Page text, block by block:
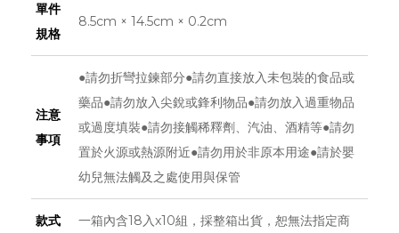
單件
規格
8.5cm × 14.5cm × 0.2cm
注意
事項
●請勿折彎拉鍊部分●請勿直接放入未包裝的食品或
藥品●請勿放入尖銳或鋒利物品●請勿放入過重物品
或過度填裝●請勿接觸稀釋劑、汽油、酒精等●請勿
置於火源或熱源附近●請勿用於非原本用途●請於嬰
幼兒無法觸及之處使用與保管
款式
一箱內含18入x10組，採整箱出貨，恕無法指定商